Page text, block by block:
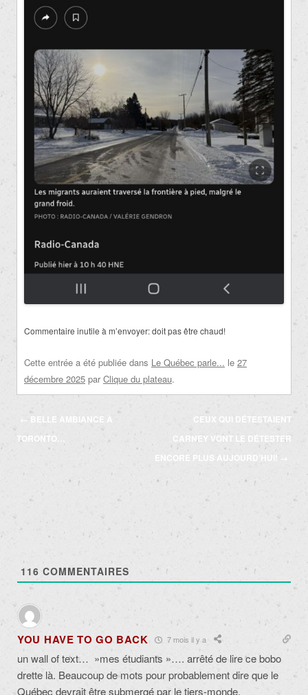
Commentaire inutile à m’envoyer: doit pas être chaud!
Cette entrée a été publiée dans Le Québec parle... le 27
décembre 2025 par Clique du plateau.
Navigation
des
← BELLE AMBIANCE À
TORONTO…
CEUX QUI DÉTESTAIENT
CARNEY VONT LE DÉTESTER
ENCORE PLUS AUJOURD’HUI!
→
116 COMMENTAIRES
YOU HAVE TO GO BACK 7 mois il y a
un wall of text… »mes étudiants »…. arrêté de lire ce bobo
drette là. Beaucoup de mots pour probablement dire que le
Québec devrait être submergé par le tiers-monde.